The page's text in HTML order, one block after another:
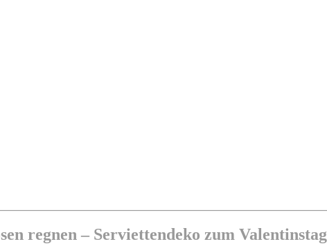
regnen – Serviettendeko zum Valentinstag